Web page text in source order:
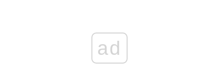
ad